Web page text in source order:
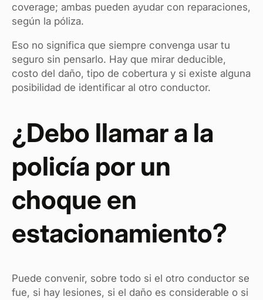
coverage; ambas pueden ayudar con reparaciones,
según la póliza.
Eso no significa que siempre convenga usar tu
seguro sin pensarlo. Hay que mirar deducible,
costo del daño, tipo de cobertura y si existe alguna
posibilidad de identificar al otro conductor.
¿Debo llamar a la
policía por un
choque en
estacionamiento?
Puede convenir, sobre todo si el otro conductor se
fue, si hay lesiones, si el daño es considerable o si